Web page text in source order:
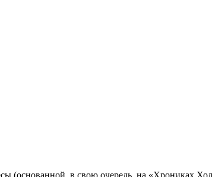
(основанной, в свою очередь, на «Хрониках